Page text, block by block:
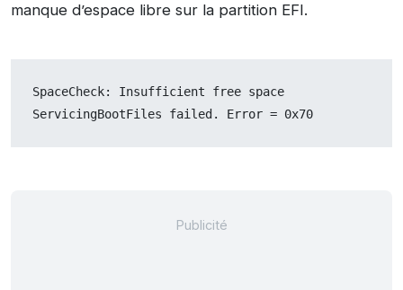
manque d’espace libre sur la partition EFI.
SpaceCheck: Insufficient free space
ServicingBootFiles failed. Error = 0x70